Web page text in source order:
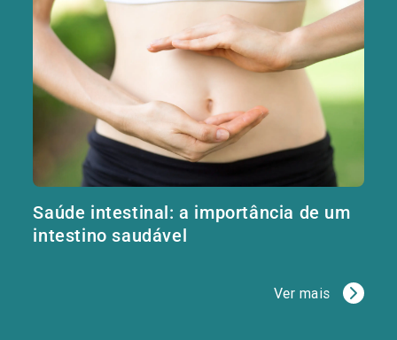
Saúde intestinal: a importância de um
intestino saudável
Ver mais